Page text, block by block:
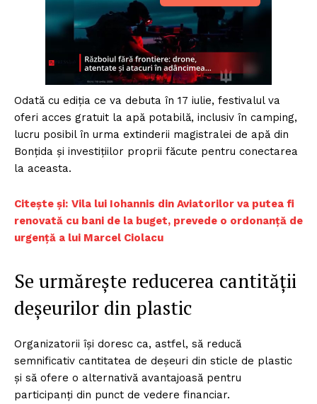
Odată cu ediția ce va debuta în 17 iulie, festivalul va
oferi acces gratuit la apă potabilă, inclusiv în camping,
lucru posibil în urma extinderii magistralei de apă din
Bonțida și investițiilor proprii făcute pentru conectarea
la aceasta.
Citește și: Vila lui Iohannis din Aviatorilor va putea fi
renovată cu bani de la buget, prevede o ordonanță de
urgență a lui Marcel Ciolacu
Se urmărește reducerea cantității
deșeurilor din plastic
Organizatorii își doresc ca, astfel, să reducă
semnificativ cantitatea de deșeuri din sticle de plastic
și să ofere o alternativă avantajoasă pentru
participanți din punct de vedere financiar.